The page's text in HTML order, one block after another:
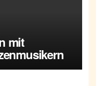
mit